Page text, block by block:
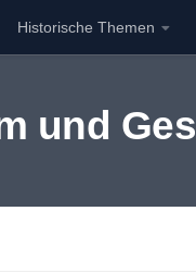
Historische Themen
und